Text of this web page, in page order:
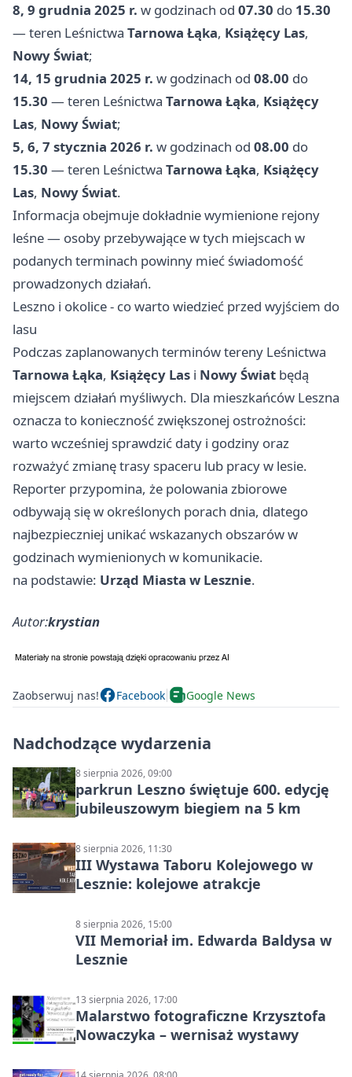
8, 9 grudnia 2025 r. w godzinach od 07.30 do 15.30
— teren Leśnictwa Tarnowa Łąka, Książęcy Las,
Nowy Świat;
14, 15 grudnia 2025 r. w godzinach od 08.00 do
15.30 — teren Leśnictwa Tarnowa Łąka, Książęcy
Las, Nowy Świat;
5, 6, 7 stycznia 2026 r. w godzinach od 08.00 do
15.30 — teren Leśnictwa Tarnowa Łąka, Książęcy
Las, Nowy Świat.
Informacja obejmuje dokładnie wymienione rejony
leśne — osoby przebywające w tych miejscach w
podanych terminach powinny mieć świadomość
prowadzonych działań.
Leszno i okolice - co warto wiedzieć przed wyjściem do
lasu
Podczas zaplanowanych terminów tereny Leśnictwa
Tarnowa Łąka, Książęcy Las i Nowy Świat będą
miejscem działań myśliwych. Dla mieszkańców Leszna
oznacza to konieczność zwiększonej ostrożności:
warto wcześniej sprawdzić daty i godziny oraz
rozważyć zmianę trasy spaceru lub pracy w lesie.
Reporter przypomina, że polowania zbiorowe
odbywają się w określonych porach dnia, dlatego
najbezpieczniej unikać wskazanych obszarów w
godzinach wymienionych w komunikacie.
na podstawie: Urząd Miasta w Lesznie.
Autor:krystian
Zaobserwuj nas! Facebook Google News
Nadchodzące wydarzenia
8 sierpnia 2026, 09:00
parkrun Leszno świętuje 600. edycję
jubileuszowym biegiem na 5 km
8 sierpnia 2026, 11:30
III Wystawa Taboru Kolejowego w
Lesznie: kolejowe atrakcje
8 sierpnia 2026, 15:00
VII Memoriał im. Edwarda Baldysa w
Lesznie
13 sierpnia 2026, 17:00
Malarstwo fotograficzne Krzysztofa
Nowaczyka – wernisaż wystawy